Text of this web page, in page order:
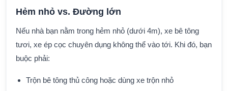
Hẻm nhỏ vs. Đường lớn
Nếu nhà bạn nằm trong hẻm nhỏ (dưới 4m), xe bê tông
tươi, xe ép cọc chuyên dụng không thể vào tới. Khi đó, bạn
buộc phải:
Trộn bê tông thủ công hoặc dùng xe trộn nhỏ